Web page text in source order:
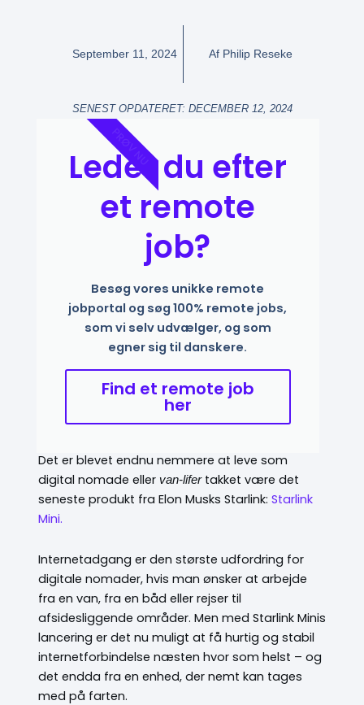
September 11, 2024 AfPhilip Reseke
SENEST OPDATERET: DECEMBER 12, 2024
Leder du efter
et remote
job?
Besøg vores unikke remote
jobportal og søg 100% remote jobs,
som vi selv udvælger, og som
egner sig til danskere.
Find et remote job
her
PRØV NU
Det er blevet endnu nemmere at leve som
digital nomade eller van-lifertakket være det
seneste produkt fra Elon Musks Starlink: Starlink
Mini.
Internetadgang er den største udfordring for
digitale nomader, hvis man ønsker at arbejde
fra en van, fra en båd eller rejser til
afsidesliggende områder. Men med Starlink Minis
lancering er det nu muligt at få hurtig og stabil
internetforbindelse næsten hvor som helst – og
det endda fra en enhed, der nemt kan tages
med på farten.